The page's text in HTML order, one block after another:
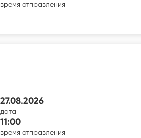
время отправления
27.08.2026
дата
11:00
время отправления